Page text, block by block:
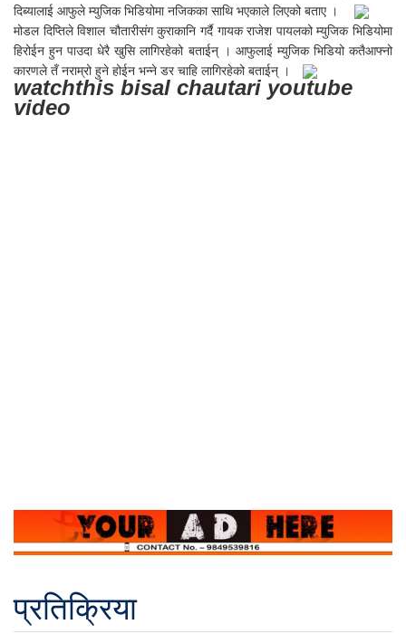
दिब्यालाई आफुले म्युजिक भिडियोमा नजिकका साथि भएकाले लिएको बताए ।
मोडल दिप्तिले विशाल चौतारीसंग कुराकानि गर्दै गायक राजेश पायलको म्युजिक भिडियोमा
हिरोईन हुन पाउदा धेरै खुसि लागिरहेको बताईन् । आफुलाई म्युजिक भिडियो कतैआफ्नो
कारणले तँ नराम्रो हुने होईन भन्ने डर चाहि लागिरहेको बताईन् ।
watchthis bisal chautari youtube
video
प्रतिक्रिया